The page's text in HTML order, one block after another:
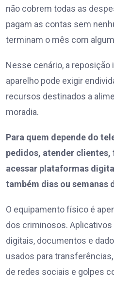
não cobrem todas as
pagam as contas sem
terminam o mês com
Nesse cenário, a reposição
aparelho pode exigir
recursos destinados a
moradia.
Para quem depende do
pedidos, atender clientes,
acessar plataformas
também dias ou semanas
O equipamento físico é
dos criminosos.
digitais, documentos e
usados para
de redes sociais e golpes